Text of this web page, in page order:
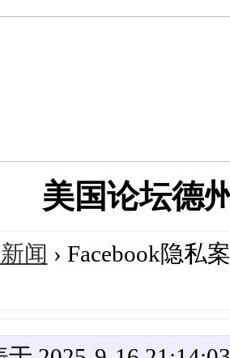
美国论坛德
闻 › Facebook隐私